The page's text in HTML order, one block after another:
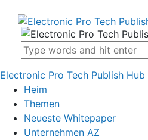
Electronic Pro Tech Publish Hub
Heim
Themen
Neueste Whitepaper
Unternehmen AZ